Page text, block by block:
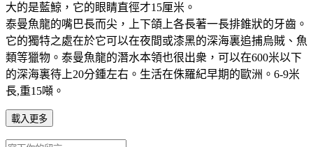
大的是藍鯨，它的眼睛直徑才15厘米。
泰曼魚龍的嘴巴長而尖，上下頜上各長著一長排錐狀的牙齒。
它的獨特之處在於它可以在夜間或漆黑的深海裏追捕烏賊、魚
類等獵物。泰曼魚龍的潛水本領也很出衆，可以在600米以下
的深海裏待上20分鍾左右。生活在侏羅紀早期的歐洲。6-9米
長,重15噸。
載入更多